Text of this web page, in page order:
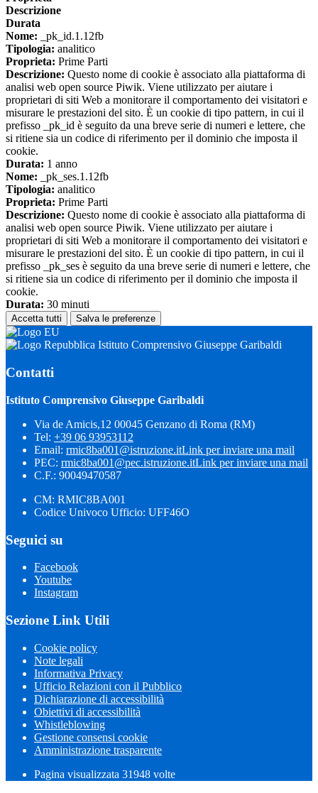
Descrizione
Durata
Nome: _pk_id.1.12fb
Tipologia: analitico
Proprieta: Prime Parti
Descrizione: Questo nome di cookie è associato alla piattaforma di
analisi web open source Piwik. Viene utilizzato per aiutare i
proprietari di siti Web a monitorare il comportamento dei visitatori e
misurare le prestazioni del sito. È un cookie di tipo pattern, in cui il
prefisso _pk_id è seguito da una breve serie di numeri e lettere, che
si ritiene sia un codice di riferimento per il dominio che imposta il
cookie.
Durata: 1 anno
Nome: _pk_ses.1.12fb
Tipologia: analitico
Proprieta: Prime Parti
Descrizione: Questo nome di cookie è associato alla piattaforma di
analisi web open source Piwik. Viene utilizzato per aiutare i
proprietari di siti Web a monitorare il comportamento dei visitatori e
misurare le prestazioni del sito. È un cookie di tipo pattern, in cui il
prefisso _pk_ses è seguito da una breve serie di numeri e lettere, che
si ritiene sia un codice di riferimento per il dominio che imposta il
cookie.
Durata: 30 minuti
Accetta tutti Salva le preferenze
Istituto Comprensivo Giuseppe Garibaldi
Contatti
Istituto Comprensivo Giuseppe Garibaldi
Via de Amicis,12 00045 Genzano di Roma (RM)
Tel: +39 06 93953112
Email: rmic8ba001@istruzione.itLink per inviare una mail
PEC: rmic8ba001@pec.istruzione.itLink per inviare una mail
C.F.: 90049470587
CM: RMIC8BA001
Codice Univoco Ufficio: UFF46O
Seguici su
Facebook
Youtube
Instagram
Sezione Link Utili
Cookie policy
Note legali
Informativa Privacy
Ufficio Relazioni con il Pubblico
Dichiarazione di accessibilità
Obiettivi di accessibilità
Whistleblowing
Gestione consensi cookie
Amministrazione trasparente
Pagina visualizzata 31948 volte